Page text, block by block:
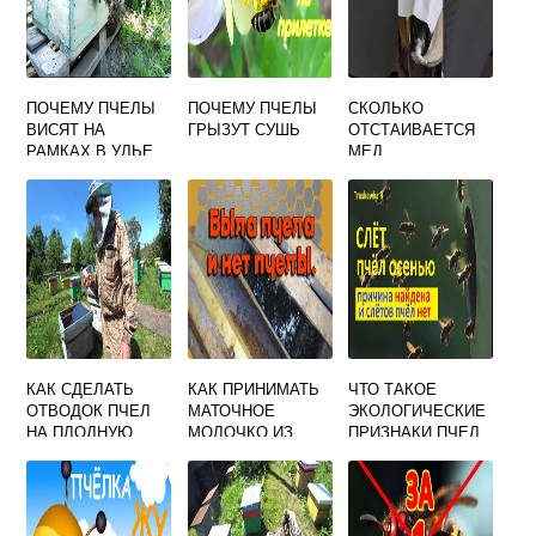
ПОЧЕМУ ПЧЕЛЫ
ВИСЯТ НА
РАМКАХ В УЛЬЕ
ПОЧЕМУ ПЧЕЛЫ
ГРЫЗУТ СУШЬ
СКОЛЬКО
ОТСТАИВАЕТСЯ
МЕД
КАК СДЕЛАТЬ
ОТВОДОК ПЧЕЛ
НА ПЛОДНУЮ
КАК ПРИНИМАТЬ
МАТОЧНОЕ
МОЛОЧКО ИЗ
ПЧЕЛИНОЕ В
ГРАНУЛАХ
ЧТО ТАКОЕ
ЭКОЛОГИЧЕСКИЕ
ПРИЗНАКИ ПЧЕЛ